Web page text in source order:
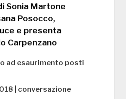
Sonia Martone
Posocco,
e presenta
Carpenzano
ad esaurimento posti
| conversazione